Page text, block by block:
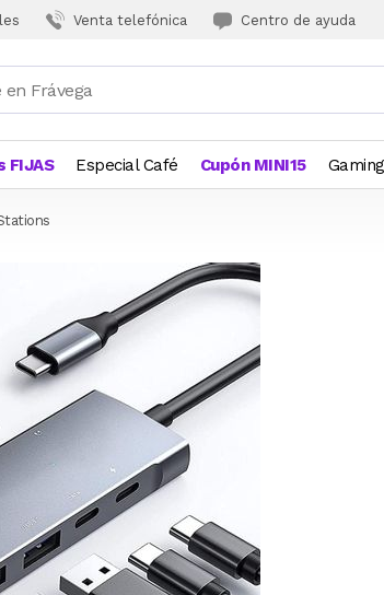
Venta telefónica Centro de ayuda
FIJAS Especial Café Cupón MINI15